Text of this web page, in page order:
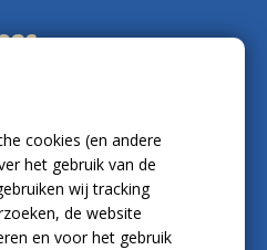
cookies (en andere
het gebruik van de
wij tracking
de website
en voor het gebruik